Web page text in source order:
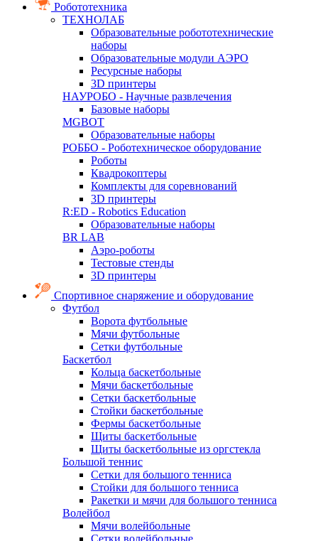
Робототехника
ТЕХНОЛАБ
Образовательные робототехнические
наборы
Образовательные модули АЭРО
Ресурсные наборы
3D принтеры
НАУРОБО - Научные развлечения
Базовые наборы
MGBOT
Образовательные наборы
РОББО - Роботехническое оборудование
Роботы
Квадрокоптеры
Комплекты для соревнований
3D принтеры
R:ED - Robotics Education
Образовательные наборы
BR LAB
Аэро-роботы
Тестовые стенды
3D принтеры
Спортивное снаряжение и оборудование
Футбол
Ворота футбольные
Мячи футбольные
Сетки футбольные
Баскетбол
Кольца баскетбольные
Мячи баскетбольные
Сетки баскетбольные
Стойки баскетбольные
Фермы баскетбольные
Щиты баскетбольные
Щиты баскетбольные из оргстекла
Большой теннис
Сетки для большого тенниса
Стойки для большого тенниса
Ракетки и мячи для большого тенниса
Волейбол
Мячи волейбольные
Сетки волейбольные